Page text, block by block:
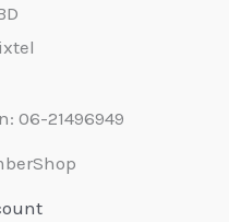
06-21496949